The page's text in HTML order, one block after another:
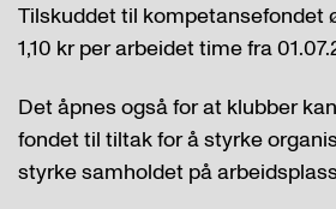
Tilskuddet til kompetansefondet
1,10 kr per arbeidet time fra
Det åpnes også for at klubber
fondet til tiltak for å styrke
styrke samholdet på